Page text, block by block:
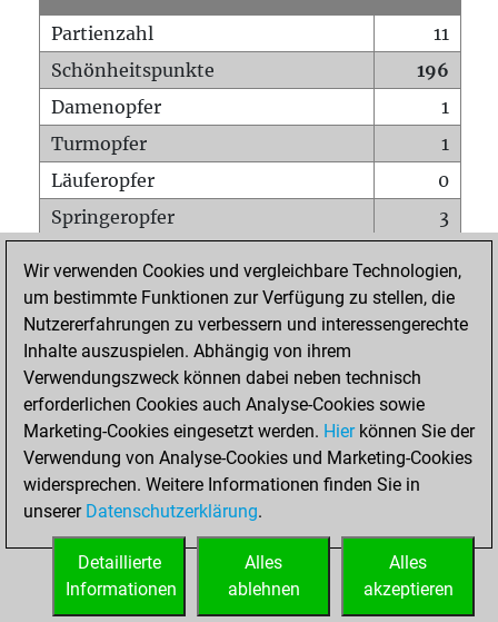
Partienzahl
11
Schönheitspunkte
196
Damenopfer
1
Turmopfer
1
Läuferopfer
0
Springeropfer
3
Matt auf vollem Brett
0
Bauer setzt Matt
0
Erstickte Matts
Unterverwandlungen
Türme auf der siebten
1
STARTSEITE
Wir verwenden Cookies und vergleichbare Technologien,
um bestimmte Funktionen zur Verfügung zu stellen, die
Nutzererfahrungen zu verbessern und interessengerechte
Inhalte auszuspielen. Abhängig von ihrem
Verwendungszweck können dabei neben technisch
erforderlichen Cookies auch Analyse-Cookies sowie
Marketing-Cookies eingesetzt werden. Hierkönnen Sie der
Verwendung von Analyse-Cookies und Marketing-Cookies
widersprechen. Weitere Informationen finden Sie in
unserer Datenschutzerklärung.
Alles
akzeptieren
Alles
ablehnen
Detaillierte
Informationen